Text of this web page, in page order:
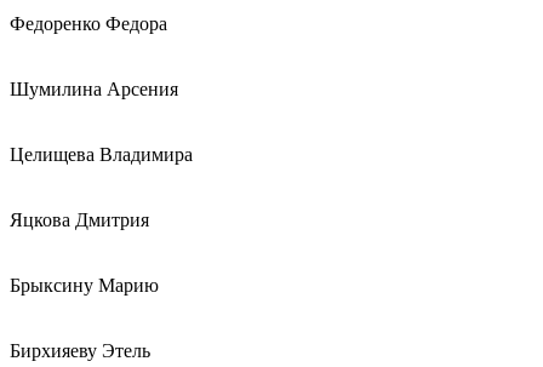
Федоренко Федора
Шумилина Арсения
Целищева Владимира
Яцкова Дмитрия
Брыксину Марию
Бирхияеву Этель